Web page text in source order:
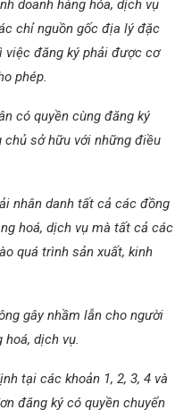
doanh hàng hóa, dịch vụ
chỉ nguồn gốc địa lý đặc
việc đăng ký phải được cơ
phép.
có quyền cùng đăng ký
sở hữu với những điều
nhân danh tất cả các đồng
hoá, dịch vụ mà tất cả các
quá trình sản xuất, kinh
gây nhầm lẫn cho người
hoá, dịch vụ.
tại các khoản 1, 2, 3, 4 và
đăng ký có quyền chuyển